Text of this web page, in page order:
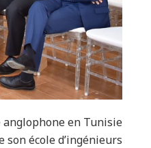
en Tunisie
école d’ingénieurs